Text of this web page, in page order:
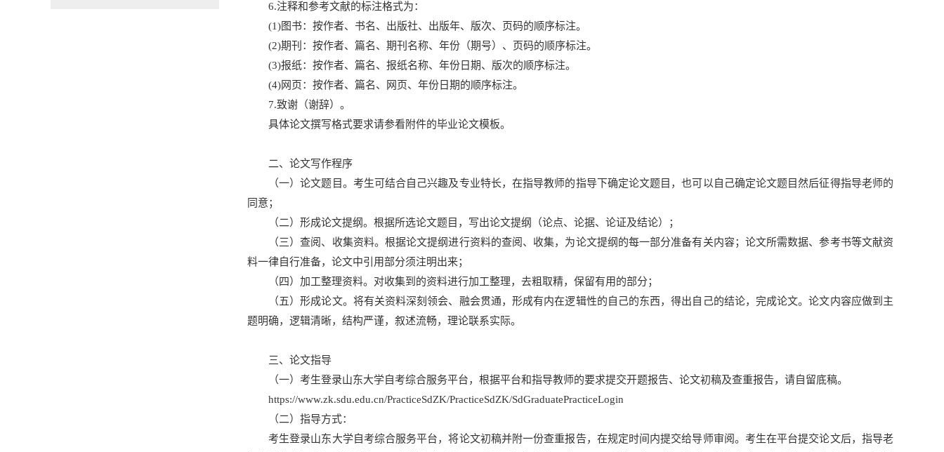
6.注释和参考文献的标注格式为：
(1)图书：按作者、书名、出版社、出版年、版次、页码的顺序标注。
(2)期刊：按作者、篇名、期刊名称、年份（期号）、页码的顺序标注。
(3)报纸：按作者、篇名、报纸名称、年份日期、版次的顺序标注。
(4)网页：按作者、篇名、网页、年份日期的顺序标注。
7.致谢（谢辞）。
具体论文撰写格式要求请参看附件的毕业论文模板。
二、论文写作程序
（一）论文题目。考生可结合自己兴趣及专业特长，在指导教师的指导下确定论文题目，也可以自己确定论文题目然后征得指导老师的
同意；
（二）形成论文提纲。根据所选论文题目，写出论文提纲（论点、论据、论证及结论）；
（三）查阅、收集资料。根据论文提纲进行资料的查阅、收集，为论文提纲的每一部分准备有关内容；论文所需数据、参考书等文献资
料一律自行准备，论文中引用部分须注明出来；
（四）加工整理资料。对收集到的资料进行加工整理，去粗取精，保留有用的部分；
（五）形成论文。将有关资料深刻领会、融会贯通，形成有内在逻辑性的自己的东西，得出自己的结论，完成论文。论文内容应做到主
题明确，逻辑清晰，结构严谨，叙述流畅，理论联系实际。
三、论文指导
（一）考生登录山东大学自考综合服务平台，根据平台和指导教师的要求提交开题报告、论文初稿及查重报告，请自留底稿。
https://www.zk.sdu.edu.cn/PracticeSdZK/PracticeSdZK/SdGraduatePracticeLogin
（二）指导方式：
考生登录山东大学自考综合服务平台，将论文初稿并附一份查重报告，在规定时间内提交给导师审阅。考生在平台提交论文后，指导老